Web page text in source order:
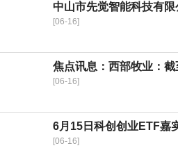
中山市先觉智能科技有
[06-16]
焦点讯息：西部牧业：
[06-16]
6月15日科创创业ETF嘉
[06-16]